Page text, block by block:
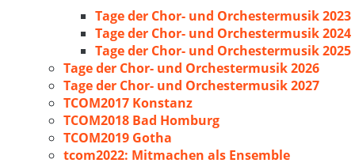
Tage der Chor- und Orchestermusik 2023
Tage der Chor- und Orchestermusik 2024
Tage der Chor- und Orchestermusik 2025
Tage der Chor- und Orchestermusik 2026
Tage der Chor- und Orchestermusik 2027
TCOM2017 Konstanz
TCOM2018 Bad Homburg
TCOM2019 Gotha
tcom2022: Mitmachen als Ensemble